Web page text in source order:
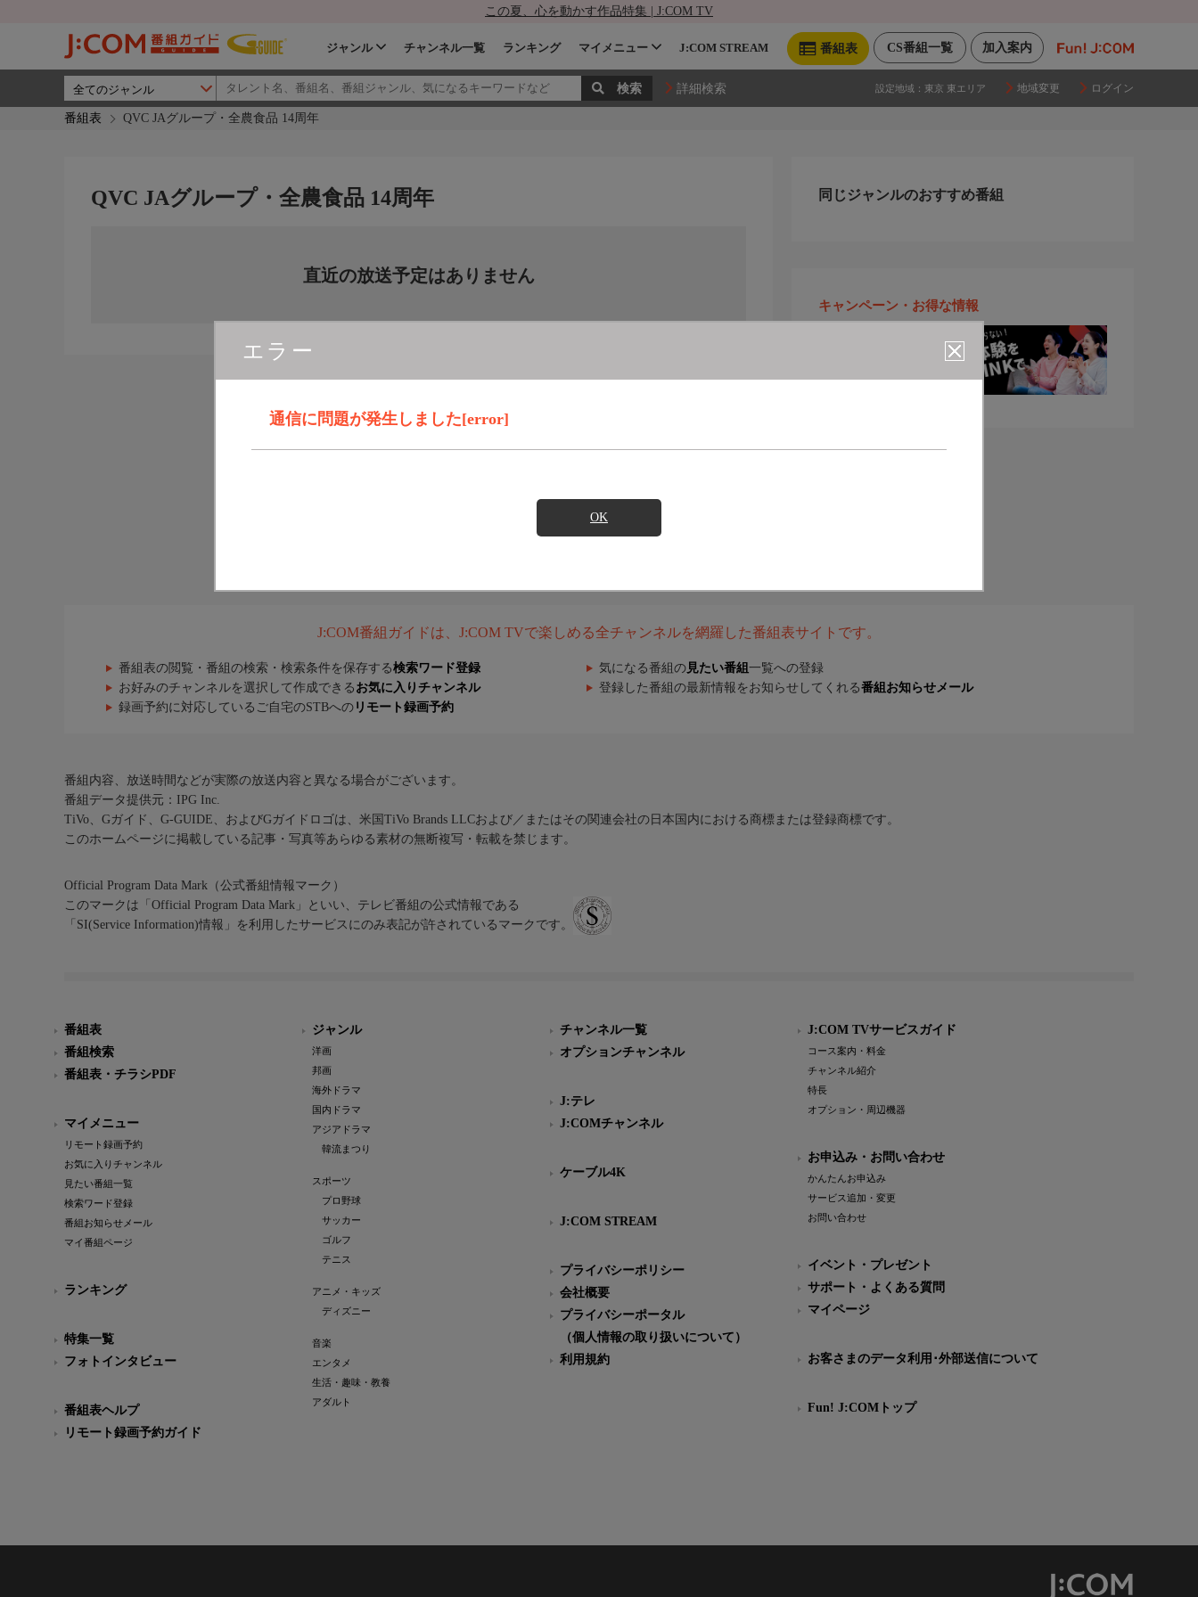
この夏、心を動かす作品特集 | J:COM TV
加入案内
CS番組一覧
番組表
ジャンル チャンネル一覧 ランキング マイメニュー J:COM STREAM
詳細検索 設定地域： 東京 東エリア 地域変更 ログイン
番組表 QVC JAグループ・全農食品 14周年
エラー
通信に問題が発生しました[error]
OK
QVC JAグループ・全農食品 14周年
直近の放送予定はありません
同じジャンルのおすすめ番組
キャンペーン・お得な情報
J:COM番組ガイドは、J:COM TVで楽しめる全チャンネルを網羅した番組表サイトです。
番組表の閲覧・番組の検索・検索条件を保存する検索ワード登録 気になる番組の 見たい番組 一覧への登録
お好みのチャンネルを選択して作成できる お気に入りチャンネル 登録した番組の最新情報をお知らせしてくれる番組お知らせメール
録画予約に対応しているご自宅のSTBへの リモート録画予約
番組内容、放送時間などが実際の放送内容と異なる場合がございます。
番組データ提供元：IPG Inc.
TiVo、Gガイド、G-GUIDE、およびGガイドロゴは、米国TiVo Brands LLCおよび／またはその関連会社の日本国内における商標または登録商標です。
このホームページに掲載している記事・写真等あらゆる素材の無断複写・転載を禁じます。
Official Program Data Mark（公式番組情報マーク）
このマークは「Official Program Data Mark」といい、テレビ番組の公式情報である
「SI(Service Information)情報」を利用したサービスにのみ表記が許されているマークです。
番組表
番組検索
番組表・チラシPDF
マイメニュー
リモート録画予約
お気に入りチャンネル
見たい番組一覧
検索ワード登録
番組お知らせメール
マイ番組ページ
ランキング
特集一覧
フォトインタビュー
番組表ヘルプ
リモート録画予約ガイド
ジャンル
洋画
邦画
海外ドラマ
国内ドラマ
アジアドラマ
韓流まつり
スポーツ
プロ野球
サッカー
ゴルフ
テニス
アニメ・キッズ
ディズニー
音楽
エンタメ
生活・趣味・教養
アダルト
チャンネル一覧
オプションチャンネル
J:テレ
J:COMチャンネル
ケーブル4K
J:COM STREAM
プライバシーポリシー
会社概要
プライバシーポータル
（個人情報の取り扱いについて）
利用規約
J:COM TVサービスガイド
コース案内・料金
チャンネル紹介
特長
オプション・周辺機器
お申込み・お問い合わせ
かんたんお申込み
サービス追加・変更
お問い合わせ
イベント・プレゼント
サポート・よくある質問
マイページ
お客さまのデータ利用･外部送信について
Fun! J:COMトップ